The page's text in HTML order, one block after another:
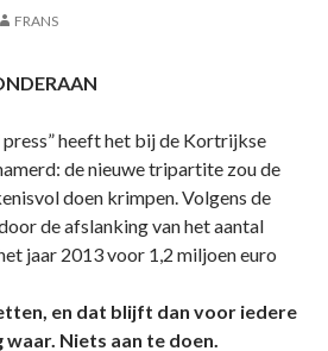
FRANS
heeft het bij de Kortrijkse
de nieuwe tripartite zou de
doen krimpen. Volgens de
de afslanking van het aantal
jaar 2013 voor 1,2 miljoen euro
en dat blijft dan voor iedere
Niets aan te doen.